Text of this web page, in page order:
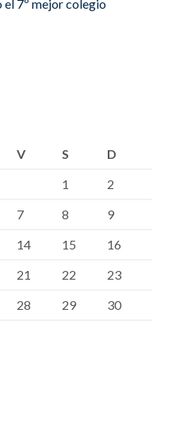
el 7º mejor colegio
V S
D
1
2
7 8
9
14 15
16
21 22
23
28 29
30